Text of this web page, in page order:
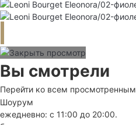
Вы смотрели
Перейти ко всем просмотренным
Шоурум
ежедневно: с 11:00 до 20:00.